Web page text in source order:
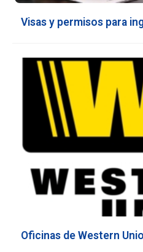
Visas y permisos para
Oficinas de Western